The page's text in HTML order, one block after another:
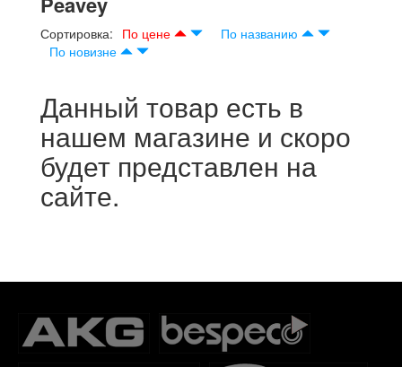
Сортировка: По цене
По названию
По новизне
Данный товар есть в
нашем магазине и скоро
будет представлен на
сайте.